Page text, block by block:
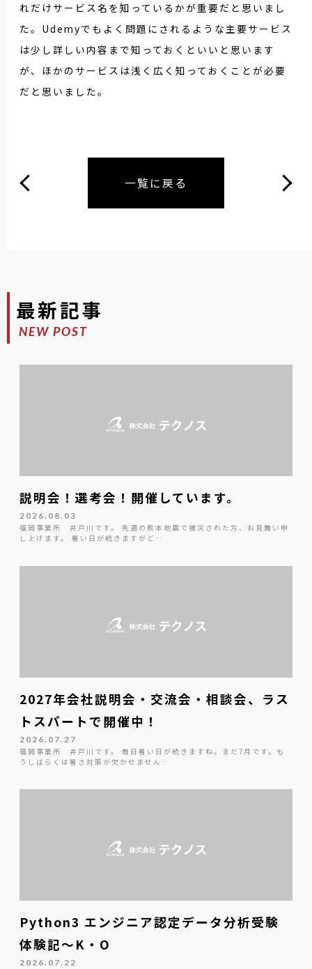
れだけサービス名を知っているかが重要だと思いまし
た。Udemyでもよく問題にされるような主要サービス
は少し詳しい内容まで知っておくといいと思います
が、ほかのサービスは浅く広く知っておくことが必要
だと思いました。
一覧に戻る
最新記事
NEW POST
説明会！選考会！開催しています。
2026.08.03
福岡事業所 井戸川です。 先週の熊本地震で被災された方、お見舞い申
し上げます。 暑い日が続きますがど…
2027年会社説明会・交流会・相談会、ラス
トスパートで開催中！
2026.07.27
福岡事業所 井戸川です。 毎日暑い日が続きますね。まだ7月です。も
うしばらくは暑さ対策が欠かせません…
Python3 エンジニア認定データ分析受験
体験記～K・O
2026.07.22